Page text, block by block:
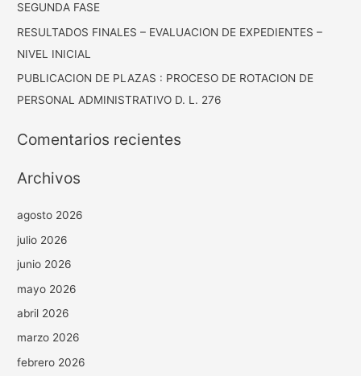
SEGUNDA FASE
RESULTADOS FINALES – EVALUACION DE EXPEDIENTES –
NIVEL INICIAL
PUBLICACION DE PLAZAS : PROCESO DE ROTACION DE
PERSONAL ADMINISTRATIVO D. L. 276
Comentarios recientes
Archivos
agosto 2026
julio 2026
junio 2026
mayo 2026
abril 2026
marzo 2026
febrero 2026